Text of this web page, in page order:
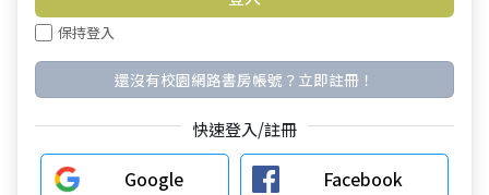
保持登入
還沒有校園網路書房帳號？立即註冊！
快速登入/註冊
Google Facebook